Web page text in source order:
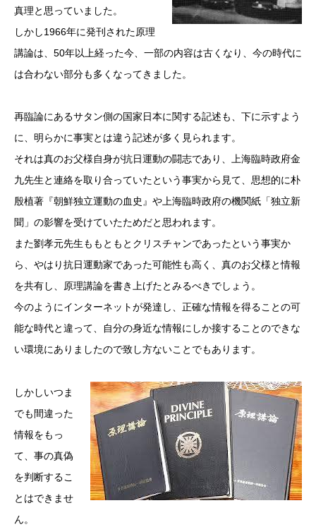
真理と思っていました。
しかし1966年に発刊された原理
講論は、50年以上経った今、一部の内容は古くなり、今の時代に
は合わない部分も多くなってきました。
再臨論にあるサタン側の国家日本に関する記述も、下に示すよう
に、明らかに事実とは違う記述が多く見られます。
それは真のお父様自身が抗日運動の闘志であり、上海臨時政府金
九先生と連絡を取り合っていたという事実から見て、思想的に朴
殷植著『朝鮮独立運動の血史』や上海臨時政府の機関紙「独立新
聞」の影響を受けていたためだと思われます。
また劉孝元先生ももともとクリスチャンであったという事実か
ら、やはり抗日運動家であった可能性も高く、真のお父様と情報
を共有し、原理講論を書き上げたとみるべきでしょう。
今のようにインターネットが発達し、正確な情報を得ることの可
能な時代と違って、自分の身近な情報にしか接することのできな
い環境にありましたので致し方ないことでもあります。
しかしいつま
でも間違った
情報をもっ
て、事の真偽
を判断するこ
とはできませ
ん。